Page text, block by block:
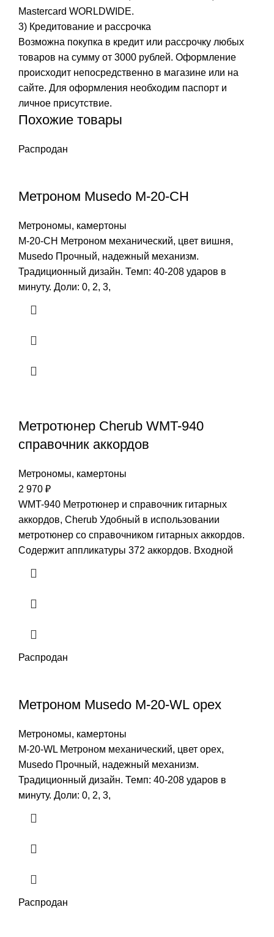
Mastercard WORLDWIDE.
3) Кредитование и рассрочка
Возможна покупка в кредит или рассрочку любых
товаров на сумму от 3000 рублей. Оформление
происходит непосредственно в магазине или на
сайте. Для оформления необходим паспорт и
личное присутствие.
Похожие товары
Распродан
Метроном Musedo M-20-CH
Метрономы, камертоны
M-20-CH Метроном механический, цвет вишня,
Musedo Прочный, надежный механизм.
Традиционный дизайн. Темп: 40-208 ударов в
минуту. Доли: 0, 2, 3,
Метротюнер Cherub WMT-940
справочник аккордов
Метрономы, камертоны
2 970 ₽
WMT-940 Метротюнер и справочник гитарных
аккордов, Cherub Удобный в использовании
метротюнер со справочником гитарных аккордов.
Содержит аппликатуры 372 аккордов. Входной
Распродан
Метроном Musedo M-20-WL орех
Метрономы, камертоны
M-20-WL Метроном механический, цвет орех,
Musedo Прочный, надежный механизм.
Традиционный дизайн. Темп: 40-208 ударов в
минуту. Доли: 0, 2, 3,
Распродан